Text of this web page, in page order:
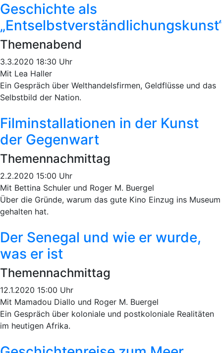
Geschichte als
Themenabend
3.3.2020 18:30 Uhr
Mit Lea Haller
Ein Gespräch über Welthandelsfirmen, Geldflüsse und das
Selbstbild der Nation.
Filminstallationen in der Kunst
der Gegenwart
Themennachmittag
2.2.2020 15:00 Uhr
Mit Bettina Schuler und Roger M. Buergel
Über die Gründe, warum das gute Kino Einzug ins Museum
gehalten hat.
Der Senegal und wie er wurde,
was er ist
Themennachmittag
12.1.2020 15:00 Uhr
Mit Mamadou Diallo und Roger M. Buergel
Ein Gespräch über koloniale und postkoloniale Realitäten
im heutigen Afrika.